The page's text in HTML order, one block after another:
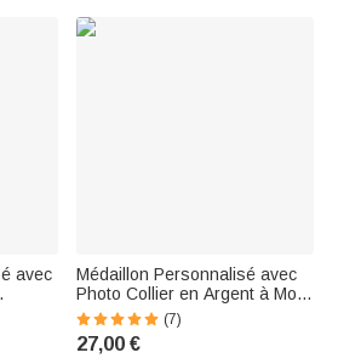
avec
Médaillon Personnalisé avec
Photo Collier en Argent à Motif
Vintage Cadeau Anniversaire
Saint-Valentin pour Femme
(7)
27,00 €